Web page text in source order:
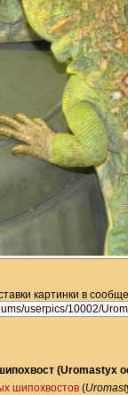
картинки в
(Uromastyx
шипохвостов (